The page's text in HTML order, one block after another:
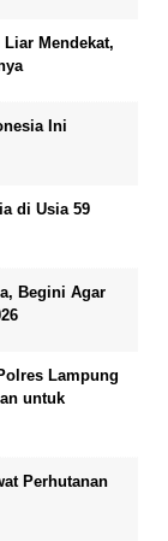
Mendekat,
Ini
di Usia 59
Begini Agar
Lampung
untuk
Perhutanan